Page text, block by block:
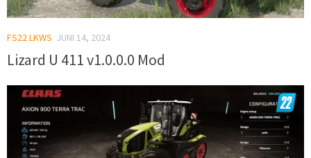
FS22 LKWS JUNI 14, 2024
Lizard U 411 v1.0.0.0 Mod